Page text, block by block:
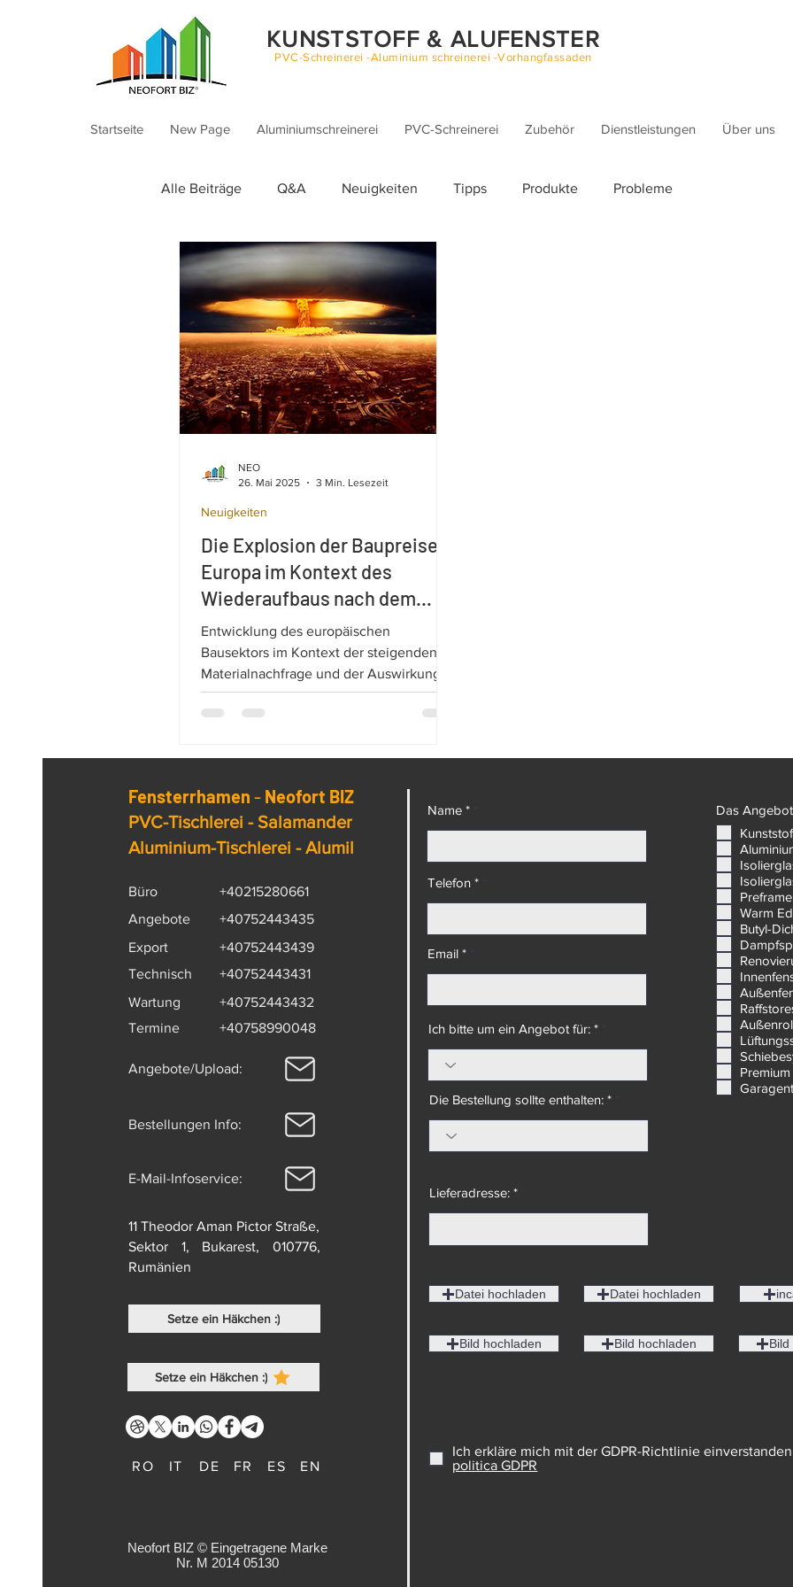
KUNSTSTOFF & ALUFENSTER
PVC-Schreinerei -Aluminium schreinerei -Vorhangfassaden
Startseite New Page Aluminiumschreinerei PVC-Schreinerei Zubehör Dienstleistungen Über uns
Alle Beiträge Q&A Neuigkeiten Tipps Produkte Probleme
Die Explosion der Baupreise in
Europa im Kontext des
Wiederaufbaus nach dem
Krieg in der Ukraine
Entwicklung des europäischen
Bausektors im Kontext der steigenden
Materialnachfrage und der Auswirkungen
der Inflation: Wiederaufbau der Ukraine
und nZEB-Standards. Die Explosion der
Neuigkeiten
NEO
26. Mai 2025
3 Min. Lesezeit
Fensterrhamen - Neofort BIZ
PVC-Tischlerei - Salamander
Aluminium-Tischlerei - Alumil
Büro
+40215280661
Angebote
+40752443435
Export
+40752443439
Technisch
+40752443431
Wartung
+40752443432
Termine
+40758990048
Angebote/Upload:
Bestellungen Info:
E-Mail-Infoservice:
11 Theodor Aman Pictor Straße,
Sektor 1, Bukarest, 010776,
Rumänien
Setze ein Häkchen :)
Setze ein Häkchen :)
RO IT DE FR ES EN
Neofort BIZ © Eingetragene Marke
Nr. M 2014 05130
Name *
Telefon *
Email *
Ich bitte um ein Angebot für: *
Die Bestellung sollte enthalten: *
Lieferadresse: *
Das
Warm
Butyl-
Datei hochladen
Bild hochladen
Datei hochladen
Bild hochladen Bild
Ich erkläre mich mit der GDPR-Richtlinie
politica GDPR